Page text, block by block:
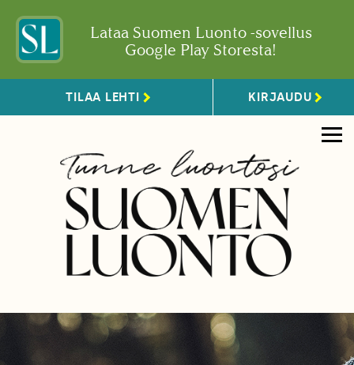
Lataa Suomen Luonto -sovellus
Google Play Storesta!
TILAA LEHTI KIRJAUDU